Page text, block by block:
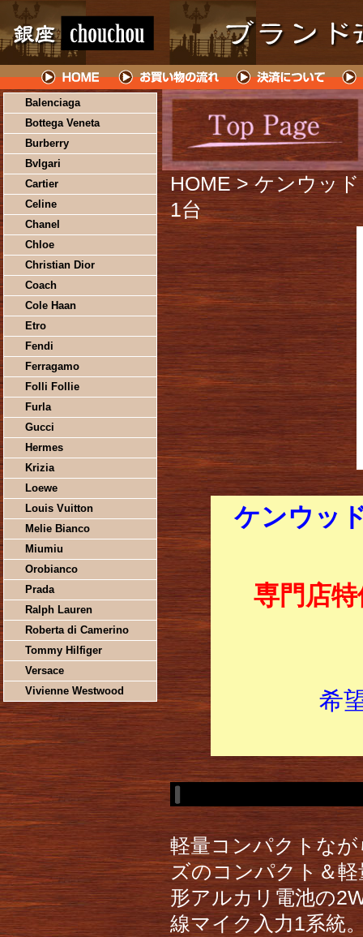
Balenciaga
Bottega Veneta
Burberry
Bvlgari
Cartier
Celine
Chanel
Chloe
Christian Dior
Coach
Cole Haan
Etro
Fendi
Ferragamo
Folli Follie
Furla
Gucci
Hermes
Krizia
Loewe
Louis Vuitton
Melie Bianco
Miumiu
Orobianco
Prada
Ralph Lauren
Roberta di Camerino
Tommy Hilfiger
Versace
Vivienne Westwood
HOME > ケンウッ
1台
ケンウッ
専門店特
希
軽量コンパクトな
ズのコンパクト＆
形アルカリ電池の
線マイク入力1系統